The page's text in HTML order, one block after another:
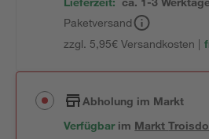
Paketversand
zzgl. 5,95€ Versandkosten |
Abholung im Markt
Verfügbar im Markt